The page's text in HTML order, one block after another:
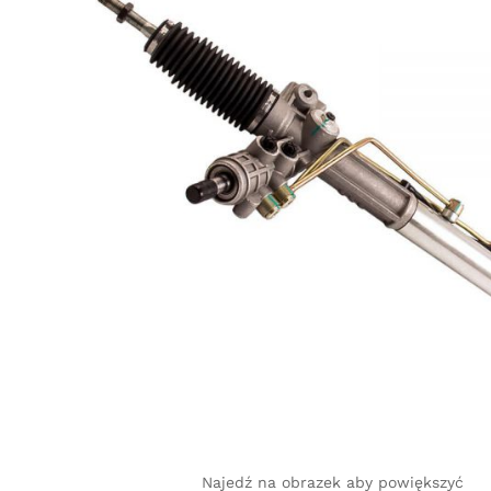
Najedź na obrazek aby powiększyć